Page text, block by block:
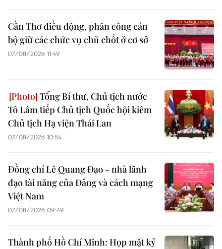
Cần Thơ điều động, phân công cán
bộ giữ các chức vụ chủ chốt ở cơ sở
07/08/2026 11:49
Tổng Bí thư, Chủ tịch nước
Tô Lâm tiếp Chủ tịch Quốc hội kiêm
Chủ tịch Hạ viện Thái Lan
07/08/2026 10:54
Đồng chí Lê Quang Đạo - nhà lãnh
đạo tài năng của Đảng và cách mạng
Việt Nam
07/08/2026 09:49
Thành phố Hồ Chí Minh: Họp mặt kỷ